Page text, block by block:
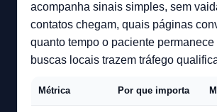
acompanha sinais simples, sem
contatos chegam, quais páginas
quanto tempo o paciente
buscas locais trazem tráfego
Métrica Por que importa